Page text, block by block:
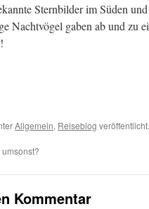
Sternbilder im Süden
Nachtvögel gaben ab und zu
Allgemein, Reiseblog
Kommentar